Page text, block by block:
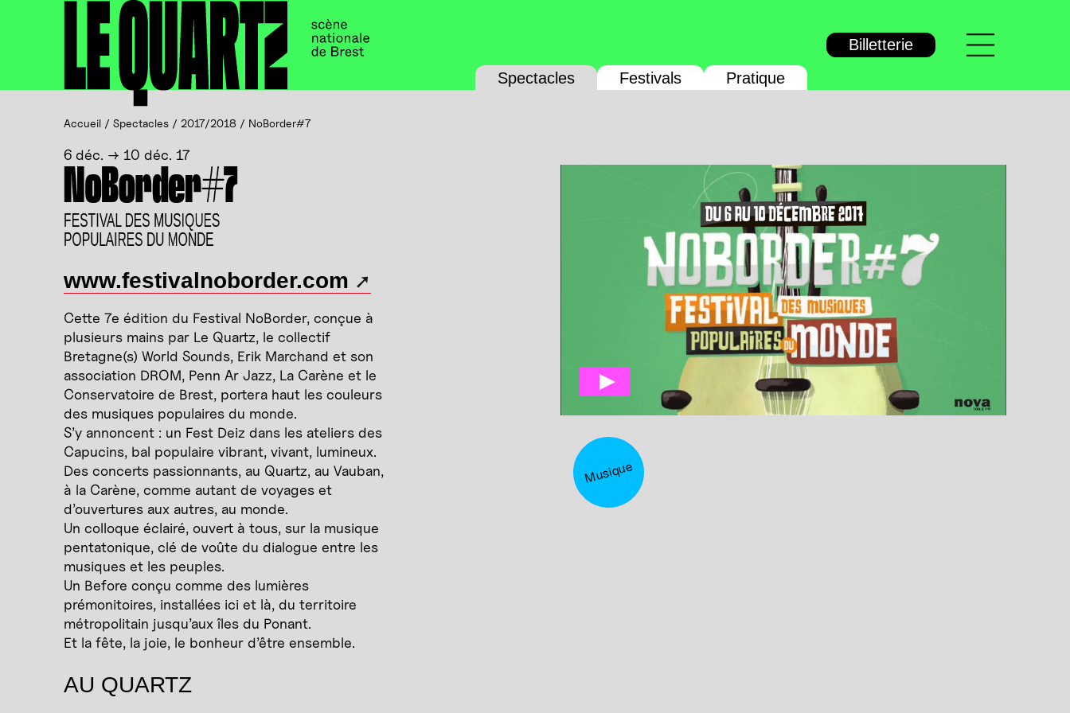
Panneau de gestion des cookies
Spectacles Festivals Pratique
Billetterie
Menu
Accueil / Spectacles / 2017/2018 / NoBorder#7
6 déc. → 10 déc. 17
Musique
NoBorder#7
FESTIVAL DES MUSIQUES
POPULAIRES DU MONDE
www.festivalnoborder.com
Cette 7e édition du Festival NoBorder, conçue à
plusieurs mains par Le Quartz, le collectif
Bretagne(s) World Sounds, Erik Marchand et son
association DROM, Penn Ar Jazz, La Carène et le
Conservatoire de Brest, portera haut les couleurs
des musiques populaires du monde.
S’y annoncent : un Fest Deiz dans les ateliers des
Capucins, bal populaire vibrant, vivant, lumineux.
Des concerts passionnants, au Quartz, au Vauban,
à la Carène, comme autant de voyages et
d’ouvertures aux autres, au monde.
Un colloque éclairé, ouvert à tous, sur la musique
pentatonique, clé de voûte du dialogue entre les
musiques et les peuples.
Un Before conçu comme des lumières
prémonitoires, installées ici et là, du territoire
métropolitain jusqu’aux îles du Ponant.
Et la fête, la joie, le bonheur d’être ensemble.
AU QUARTZ